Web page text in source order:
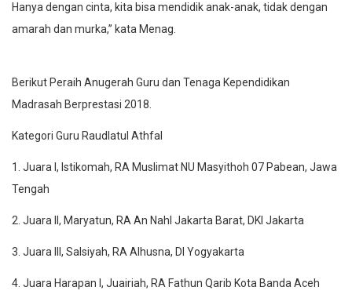
Hanya dengan cinta, kita bisa mendidik anak-anak, tidak dengan
amarah dan murka,” kata Menag.
Berikut Peraih Anugerah Guru dan Tenaga Kependidikan
Madrasah Berprestasi 2018.
Kategori Guru Raudlatul Athfal
1. Juara I, Istikomah, RA Muslimat NU Masyithoh 07 Pabean, Jawa
Tengah
2. Juara II, Maryatun, RA An Nahl Jakarta Barat, DKI Jakarta
3. Juara III, Salsiyah, RA Alhusna, DI Yogyakarta
4. Juara Harapan I, Juairiah, RA Fathun Qarib Kota Banda Aceh